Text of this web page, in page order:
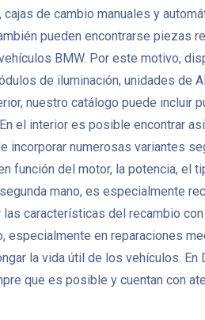
de cambio manuales y
pueden encontrarse piezas
BMW. Por este motivo,
de iluminación, unidades de
nuestro catálogo puede incluir
interior es posible encontrar
numerosas variantes
función del motor, la potencia, el
mano, es especialmente
características del recambio
en reparaciones
la vida útil de los vehículos.
que es posible y cuentan con